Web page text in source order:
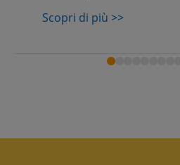
Scopri di più >>